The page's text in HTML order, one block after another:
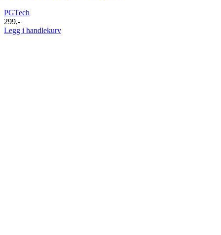
PGTech
299,-
Legg i handlekurv